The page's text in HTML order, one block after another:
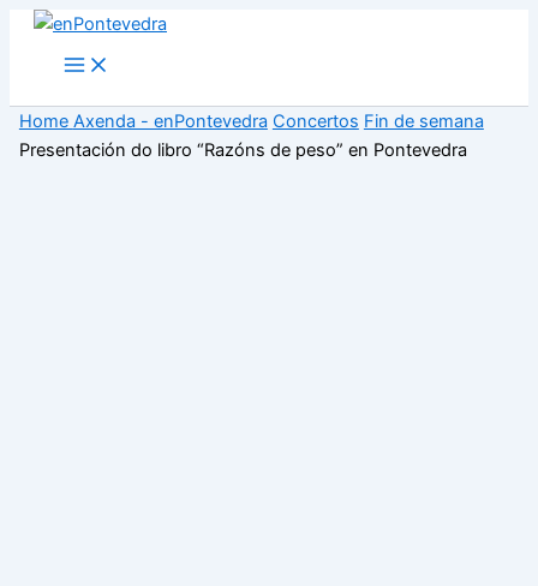
Main
Menu
Home Axenda - enPontevedra Concertos Fin de semana
Presentación do libro “Razóns de peso” en Pontevedra